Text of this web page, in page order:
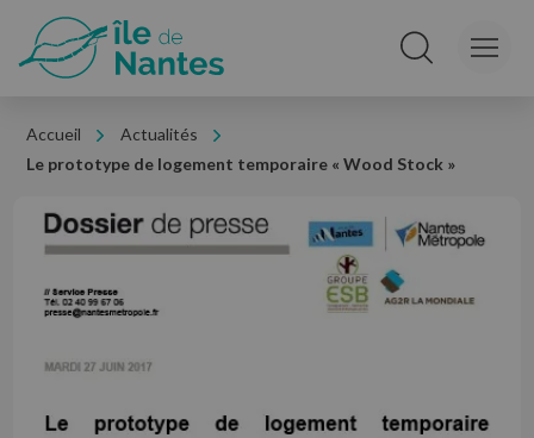
Accueil
Actualités
Le prototype de logement temporaire « Wood Stock »
Panneau de gestion des cookies